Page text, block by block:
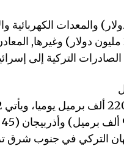
التركي في جنوب شرق